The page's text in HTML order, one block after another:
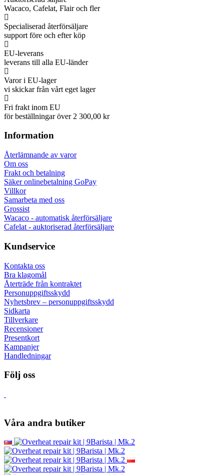
Wacaco, Cafelat, Flair och fler
Specialiserad återförsäljare
support före och efter köp
EU-leverans
leverans till alla EU-länder
Varor i EU-lager
vi skickar från vårt eget lager
Fri frakt inom EU
för beställningar över 2 300,00 kr
Information
Återlämnande av varor
Om oss
Frakt och betalning
Säker onlinebetalning GoPay
Villkor
Samarbeta med oss
Grossist
Wacaco - automatisk återförsäljare
Cafelat - auktoriserad återförsäljare
Kundservice
Kontakta oss
Bra klagomål
Återträde från kontraktet
Personuppgiftsskydd
Nyhetsbrev – personuppgiftsskydd
Sidkarta
Tillverkare
Recensioner
Presentkort
Kampanjer
Handledningar
Följ oss
Våra andra butiker